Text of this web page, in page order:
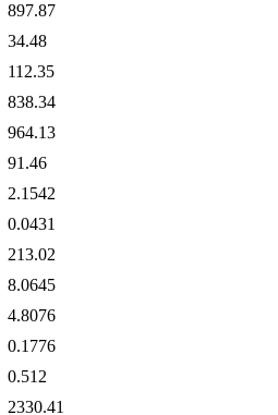
897.87
34.48
112.35
838.34
964.13
91.46
2.1542
0.0431
213.02
8.0645
4.8076
0.1776
0.512
2330.41